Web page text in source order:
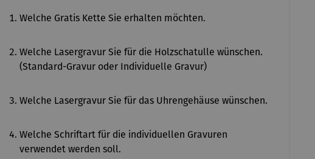
Welche Gratis Kette Sie erhalten möchten.
Welche Lasergravur Sie für die Holzschatulle wünschen.
(Standard-Gravur oder Individuelle Gravur)
Welche Lasergravur Sie für das Uhrengehäuse wünschen.
Welche Schriftart für die individuellen Gravuren
verwendet werden soll.